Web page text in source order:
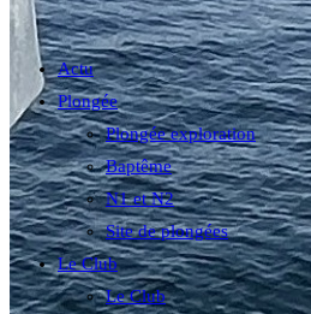
search
Actu
Plongée
Plongée exploration
Baptême
N1 et N2
Site de plongées
Le Club
Le Club